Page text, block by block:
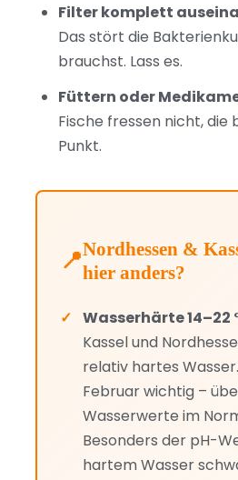
Filter komplett
Das stört die
brauchst. Lass es.
Füttern oder
Fische fressen nicht, die
Punkt.
Nordhessen &
hier anders?
Wasserhärte 14–22
Kassel und
relativ hartes
Februar wichtig –
Wasserwerte im
Besonders der pH-
hartem Wasser